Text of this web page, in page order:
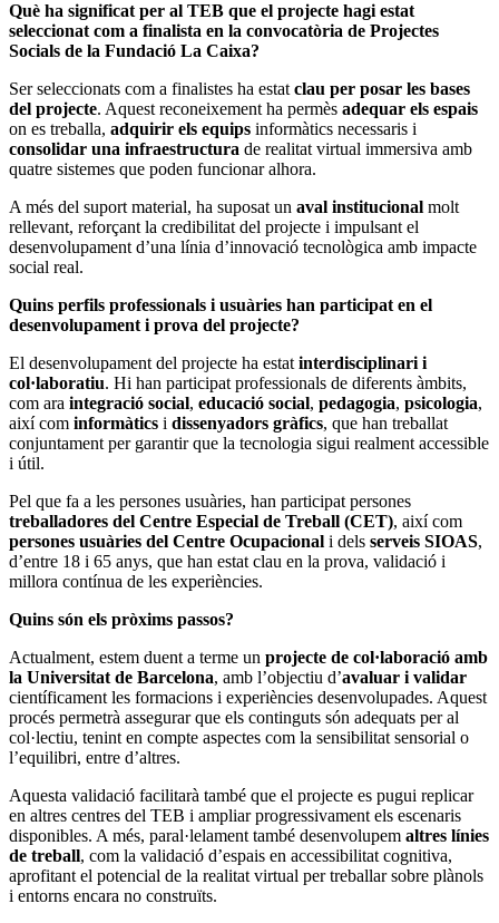
Què ha significat per al TEB que el projecte hagi estat
seleccionat com a finalista en la convocatòria de Projectes
Socials de la Fundació La Caixa?
Ser seleccionats com a finalistes ha estatclau per posar les bases
del projecte. Aquest reconeixement ha permès adequar els espais
on es treballa, adquirir els equips informàtics necessaris i
consolidar una infraestructura de realitat virtual immersiva amb
quatre sistemes que poden funcionar alhora.
A més del suport material, ha suposat un aval institucional molt
rellevant, reforçant la credibilitat del projecte i impulsant el
desenvolupament d’una línia d’innovació tecnològica amb impacte
social real.
Quins perfils professionals i usuàries han participat en el
desenvolupament i prova del projecte?
El desenvolupament del projecte ha estatinterdisciplinari i
col·laboratiu. Hi han participat professionals de diferents àmbits,
com ara integració social, educació social, pedagogia, psicologia,
així com informàtics i dissenyadors gràfics, que han treballat
conjuntament per garantir que la tecnologia sigui realment accessible
i útil.
Pel que fa a les persones usuàries, han participat persones
treballadores del Centre Especial de Treball (CET), així com
persones usuàries del Centre Ocupacional i dels serveis SIOAS,
d’entre 18 i 65 anys, que han estat clau en la prova, validació i
millora contínua de les experiències.
Quins són els pròxims passos?
Actualment, estem duent a terme un projecte de col·laboració amb
la Universitat de Barcelona, amb l’objectiu d’avaluar i validar
científicament les formacions i experiències desenvolupades. Aquest
procés permetrà assegurar que els continguts són adequats per al
col·lectiu, tenint en compte aspectes com la sensibilitat sensorial o
l’equilibri, entre d’altres.
Aquesta validació facilitarà també que el projecte es pugui replicar
en altres centres del TEB i ampliar progressivament els escenaris
disponibles. A més, paral·lelament també desenvolupem altres línies
de treball, com la validació d’espais en accessibilitat cognitiva,
aprofitant el potencial de la realitat virtual per treballar sobre plànols
i entorns encara no construïts.